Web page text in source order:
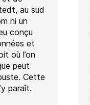
au sud
ni un
conçu
et
où l’on
peut
Cette
paraît.